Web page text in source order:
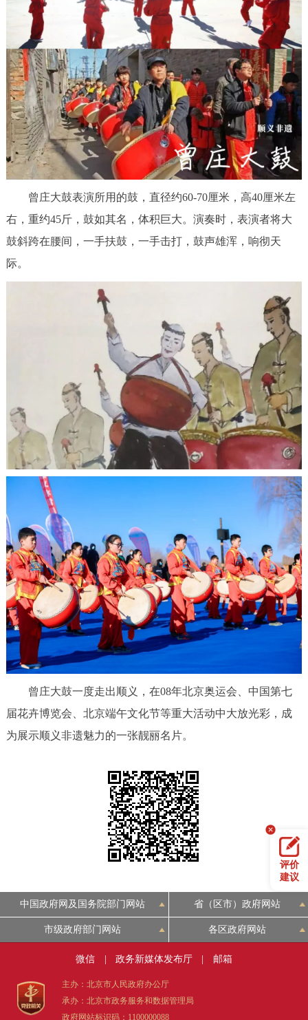
12345网上接诉即办 我要咨询 我要建议
参与调查 在线访谈 图说互动
走进北京
北京概况 十六区概览 人文北京
绿色北京 图说北京 视频北京
多语种
ENGLISH 한국어 日本語
العربية PORTUGUÊS
回到顶部
曾庄大鼓表演所用的鼓，直径约60-70厘米，高40厘米左
右，重约45斤，鼓如其名，体积巨大。演奏时，表演者将大
鼓斜跨在腰间，一手扶鼓，一手击打，鼓声雄浑，响彻天
际。
曾庄大鼓一度走出顺义，在08年北京奥运会、中国第七
届花卉博览会、北京端午文化节等重大活动中大放光彩，成
为展示顺义非遗魅力的一张靓丽名片。
评价
建议
中国政府网及国务院部门网站 省（区市）政府网站
市级政府部门网站 各区政府网站
微信 政务新媒体发布厅 邮箱
主办：北京市人民政府办公厅
承办：北京市政务服务和数据管理局
政府网站标识码：1100000088